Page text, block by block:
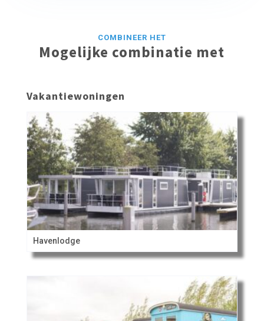
COMBINEER HET
Mogelijke combinatie met
Vakantiewoningen
Havenlodge